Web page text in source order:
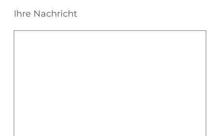
Ihre Nachricht